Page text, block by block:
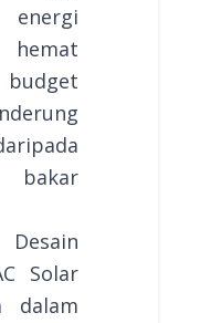
bakar
Solar
dalam